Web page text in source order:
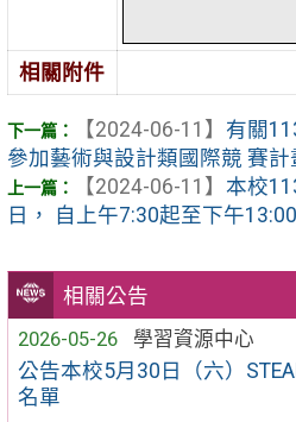
相關公告
2026-05-26
學習資源中心
公告本校5月30日（六）
名單
相關附件
【2024-06-11】 有關
參加藝術與設計類國際競 賽計
【2024-06-11】 本校
日， 自上午7:30起至下午